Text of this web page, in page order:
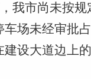
我市尚未按规
车场未经审批
建设大道边上